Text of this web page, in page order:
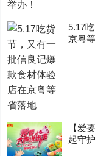
5.17
京粤
【爱
起守